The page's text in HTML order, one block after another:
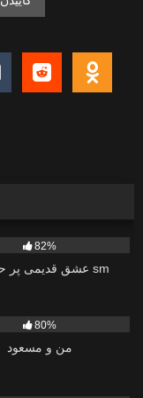
82%
عشق قدیمی پر حرارت sm
80%
من و مسعود